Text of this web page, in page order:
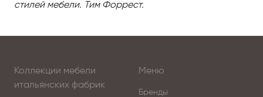
стилей мебели. Тим Форрест.
Коллекции мебели
итальянских фабрик
Меню
Бренды